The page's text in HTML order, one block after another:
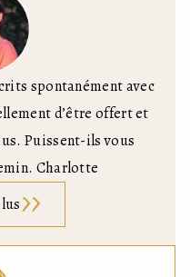
spontanément avec
d’être offert et
Puissent-ils vous
Charlotte